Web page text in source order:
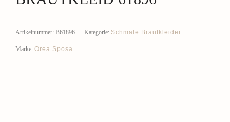
Artikelnummer: B61896 Kategorie: Schmale Brautkleider
Marke: Orea Sposa